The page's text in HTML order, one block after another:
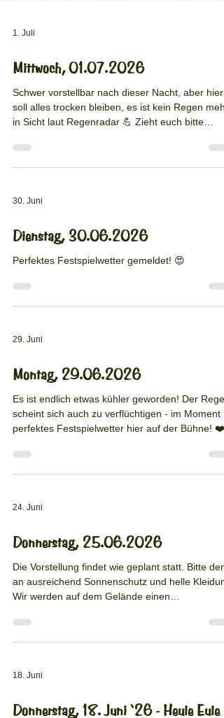
1. Juli
Mittwoch, 01.07.2026
Schwer vorstellbar nach dieser Nacht, aber hier
soll alles trocken bleiben, es ist kein Regen mehr
in Sicht laut Regenradar 💪 Zieht euch bitte
30. Juni
Dienstag, 30.06.2026
Perfektes Festspielwetter gemeldet! 😍
29. Juni
Montag, 29.06.2026
Es ist endlich etwas kühler geworden! Der Regen
scheint sich auch zu verflüchtigen - im Moment
perfektes Festspielwetter hier auf der Bühne! ❤️
24. Juni
Donnerstag, 25.06.2026
Die Vorstellung findet wie geplant statt. Bitte
an ausreichend Sonnenschutz und helle
Wir werden auf dem Gelände einen
vor der Vorstellung und in der Pause erfrischen
kann (oder zum Beispiel auch die Kappen nass
Trinkwasser zur Verfügung. Die letzten beiden
uns zum Beispiel ans
18. Juni
Donnerstag, 18. Juni ‘26 - Heule Eule